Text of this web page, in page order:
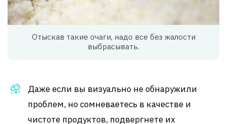
Отыскав такие очаги, надо все без жалости
выбрасывать.
Даже если вы визуально не обнаружили
проблем, но сомневаетесь в качестве и
чистоте продуктов, подвергнете их